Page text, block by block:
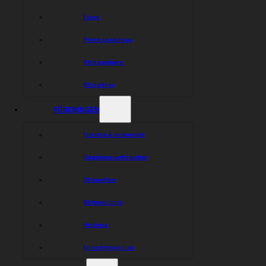
Event
Prova speedway
Våra partners
Bli partner
FÖRENINGEN
Styrelse & dokument
Ungdomsverksamhet
Bli medlem
Bli funktionär
Historia
Speedwayskolan
Dela nyheten: